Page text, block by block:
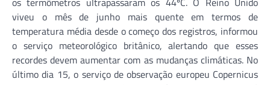
viveu o mês de junho mais quente em termos de
temperatura média desde o começo dos registros, informou
o serviço meteorológico britânico, alertando que esses
recordes devem aumentar com as mudanças climáticas. No
último dia 15, o serviço de observação europeu Copernicus